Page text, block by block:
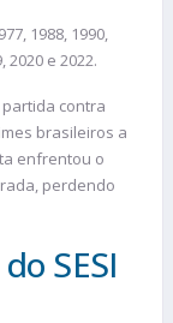
1988, 1990,
2020 e 2022.
contra
brasileiros a
enfrentou o
perdendo
SESI